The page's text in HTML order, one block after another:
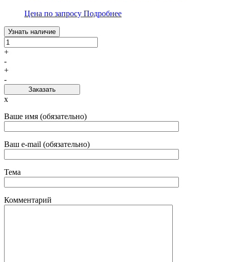
Цена по запросу Подробнее
Узнать наличие
+
-
+
-
Заказать
x
Ваше имя (обязательно)
Ваш e-mail (обязательно)
Тема
Комментарий